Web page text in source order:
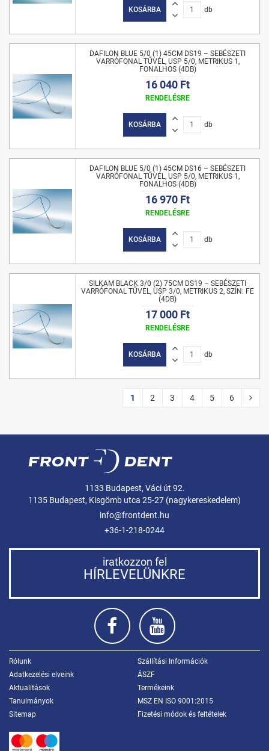
KOSÁRBA db
DAFILON BLUE 5/0 (1) 45CM DS19 – SEBÉSZETI
VARRÓFONAL TŰVEL, USP 5/0, METRIKUS 1,
FONALHOS (4DB)
16 040 Ft
RENDELÉSRE
KOSÁRBA db
DAFILON BLUE 5/0 (1) 45CM DS16 – SEBÉSZETI
VARRÓFONAL TŰVEL, USP 5/0, METRIKUS 1,
FONALHOS (4DB)
16 970 Ft
RENDELÉSRE
KOSÁRBA db
SILKAM BLACK 3/0 (2) 75CM DS19 – SEBÉSZETI
VARRÓFONAL TŰVEL, USP 3/0, METRIKUS 2, SZÍN: FE
(4DB)
17 000 Ft
RENDELÉSRE
KOSÁRBA db
1 2 3 4 5 6
1133 Budapest, Váci út 92.
1135 Budapest, Kisgömb utca 25-27 (nagykereskedelem)
info@frontdent.hu
+36-1-218-0244
iratkozzon fel
HÍRLEVELÜNKRE
Rólunk
Szállítási Információk
Adatkezelési elveink
ÁSZF
Aktualitások
Termékeink
Tanulmányok
MSZ EN ISO 9001:2015
Sitemap
Fizetési módok és feltételek